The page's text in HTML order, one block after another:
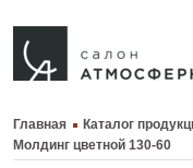
Главная Каталог
Молдинг цветной 130-60